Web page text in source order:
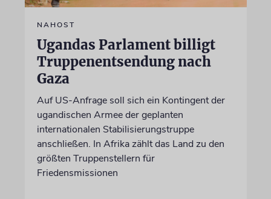
NAHOST
Ugandas Parlament billigt
Truppenentsendung nach
Gaza
Auf US-Anfrage soll sich ein Kontingent der
ugandischen Armee der geplanten
internationalen Stabilisierungstruppe
anschließen. In Afrika zählt das Land zu den
größten Truppenstellern für
Friedensmissionen